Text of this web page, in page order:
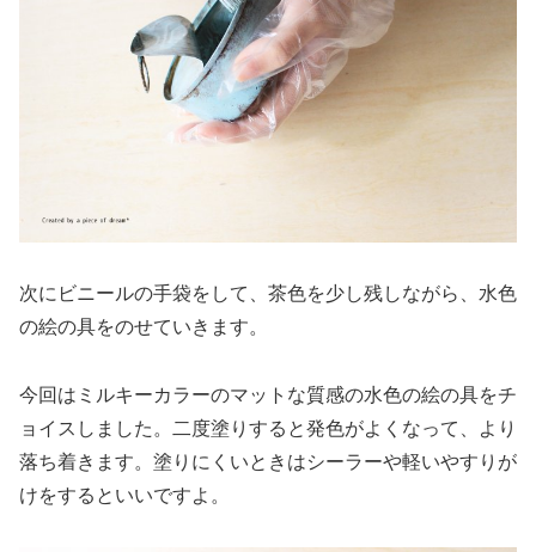
次にビニールの手袋をして、茶色を少し残しながら、水色
の絵の具をのせていきます。
今回はミルキーカラーのマットな質感の水色の絵の具をチ
ョイスしました。二度塗りすると発色がよくなって、より
落ち着きます。塗りにくいときはシーラーや軽いやすりが
けをするといいですよ。